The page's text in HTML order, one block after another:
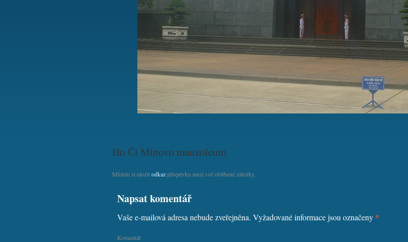
Ho Či Minovo mauzoleum
Můžete si uložitodkazpříspěvku mezi své oblíbené záložky.
Napsat komentář
Vaše e-mailová adresa nebude zveřejněna. Vyžadované informace jsou označeny *
Komentář